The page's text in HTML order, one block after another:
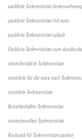
packliste Turkmenistan ferienwohnung
packliste Turkmenistan mit auto
packliste Turkmenistan urlaub
Packliste Turkmenistan zum
reisecheckliste Turkmenistan
reiseliste für die reise nach
reiseliste Turkmenistan
Reisetierhalter Turkmenistan
reiseutensilien Turkmenistan
Rucksack für Turkmenistan packen